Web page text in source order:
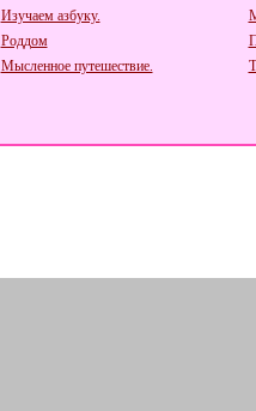
Изучаем азбуку.
Роддом
Мысленное путешествие.